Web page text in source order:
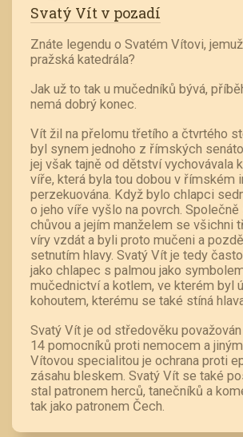
Svatý Vít v pozadí
Znáte legendu o Svatém Vítovi,
pražská katedrála?
Jak už to tak u mučedníků bývá,
nemá dobrý konec.
Vít žil na přelomu třetího a čtvrtého
byl synem jednoho z římských
jej však tajně od dětství vychovávala
víře, která byla tou dobou v římském
perzekuována. Když bylo chlapci
o jeho víře vyšlo na povrch. Společně
chůvou a jejím manželem se všichni
víry vzdát a byli proto mučeni a
setnutím hlavy. Svatý Vít je tedy
jako chlapec s palmou jako
mučednictví a kotlem, ve kterém byl
kohoutem, kterému se také stíná
Svatý Vít je od středověku
14 pomocníků proti nemocem a
Vítovou specialitou je ochrana proti
zásahu bleskem. Svatý Vít se také
stal patronem herců, tanečníků a
tak jako patronem Čech.